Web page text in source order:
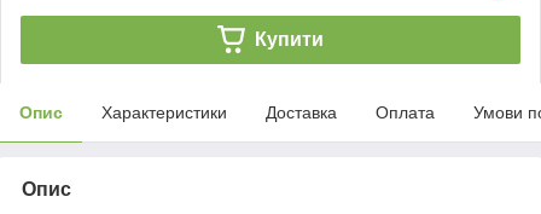
Купити
Опис Характеристики Доставка Оплата Умови
Опис